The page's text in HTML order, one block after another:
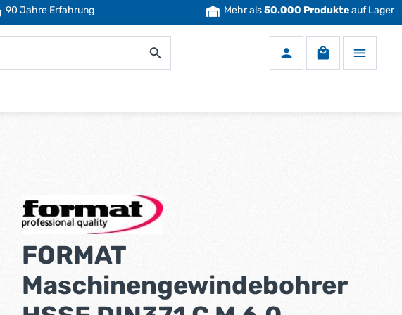
90 Jahre Erfahrung Mehr als50.000 Produkteauf Lager
Warenkorb
FORMAT
Maschinengewindebohrer